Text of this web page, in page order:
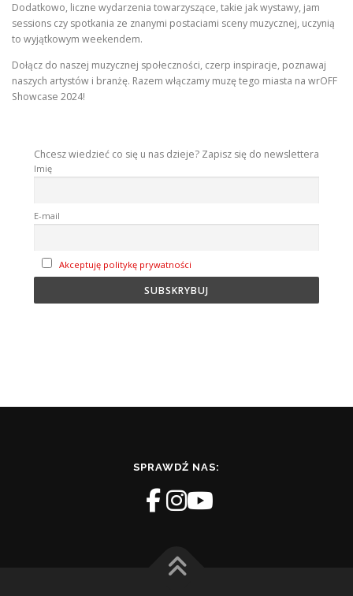
Dodatkowo, liczne wydarzenia towarzyszące, takie jak wystawy, jam
sessions czy spotkania ze znanymi postaciami sceny muzycznej, uczynią
to wyjątkowym weekendem.
Dołącz do naszej muzycznej społeczności, czerp inspiracje, poznawaj
naszych artystów i branżę. Razem włączamy muzę tego miasta na wrOFF
Showcase 2024!
Chcesz wiedzieć co się u nas dzieje? Zapisz się do newslettera
Imię
E-mail
Akceptuję politykę prywatności
SPRAWDŹ NAS: